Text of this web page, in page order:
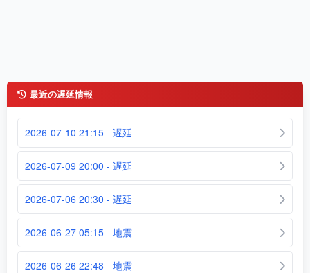
最近の遅延情報
2026-07-10 21:15 - 遅延
2026-07-09 20:00 - 遅延
2026-07-06 20:30 - 遅延
2026-06-27 05:15 - 地震
2026-06-26 22:48 - 地震